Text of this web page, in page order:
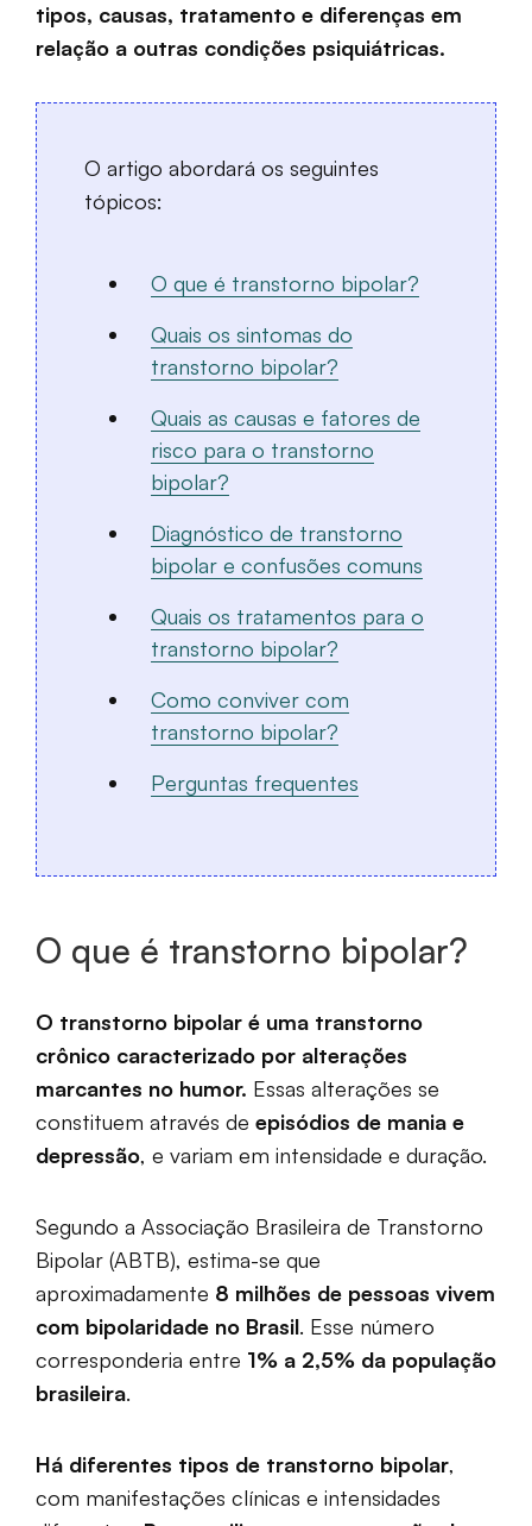
tipos, causas, tratamento e diferenças em
relação a outras condições psiquiátricas.
O artigo abordará os seguintes
tópicos:
O que é transtorno bipolar?
Quais os sintomas do
transtorno bipolar?
Quais as causas e fatores de
risco para o transtorno
bipolar?
Diagnóstico de transtorno
bipolar e confusões comuns
Quais os tratamentos para o
transtorno bipolar?
Como conviver com
transtorno bipolar?
Perguntas frequentes
O que é transtorno bipolar?
O transtorno bipolar é uma transtorno
crônico caracterizado por alterações
marcantes no humor. Essas alterações se
constituem através de episódios de mania e
depressão, e variam em intensidade e duração.
Segundo a Associação Brasileira de Transtorno
Bipolar (ABTB), estima-se que
aproximadamente 8 milhões de pessoas vivem
com bipolaridade no Brasil. Esse número
corresponderia entre 1% a 2,5% da população
brasileira.
Há diferentes tipos de transtorno bipolar,
com manifestações clínicas e intensidades